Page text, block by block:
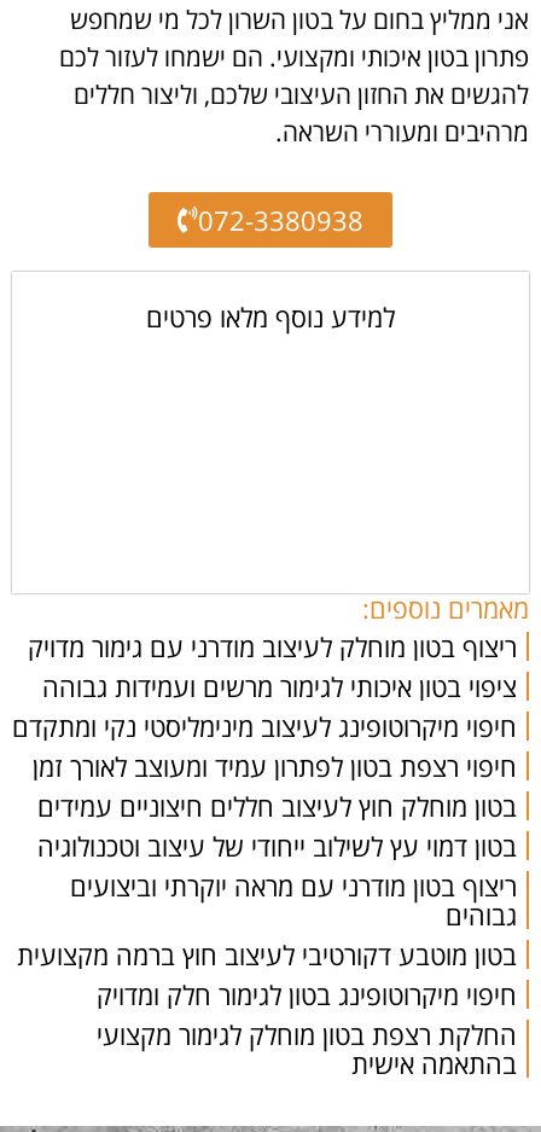
אני ממליץ בחום על בטון השרון לכל מי שמחפש
פתרון בטון איכותי ומקצועי. הם ישמחו לעזור לכם
להגשים את החזון העיצובי שלכם, וליצור חללים
מרהיבים ומעוררי השראה.
072-3380938
למידע נוסף מלאו פרטים
מאמרים נוספים:
ריצוף בטון מוחלק לעיצוב מודרני עם גימור מדויק
ציפוי בטון איכותי לגימור מרשים ועמידות גבוהה
חיפוי מיקרוטופינג לעיצוב מינימליסטי נקי ומתקדם
חיפוי רצפת בטון לפתרון עמיד ומעוצב לאורך זמן
בטון מוחלק חוץ לעיצוב חללים חיצוניים עמידים
בטון דמוי עץ לשילוב ייחודי של עיצוב וטכנולוגיה
ריצוף בטון מודרני עם מראה יוקרתי וביצועים
גבוהים
בטון מוטבע דקורטיבי לעיצוב חוץ ברמה מקצועית
חיפוי מיקרוטופינג בטון לגימור חלק ומדויק
החלקת רצפת בטון מוחלק לגימור מקצועי
בהתאמה אישית